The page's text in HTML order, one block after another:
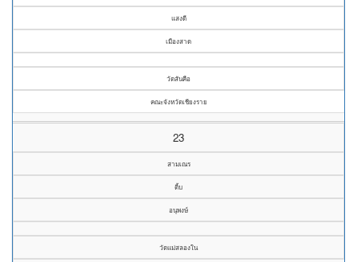
แสงดี
เมืองสาด
วัดสันคือ
คณะจังหวัดเชียงราย
23
สามเณร
ติ้บ
อนุพงษ์
วัดแม่สลองใน